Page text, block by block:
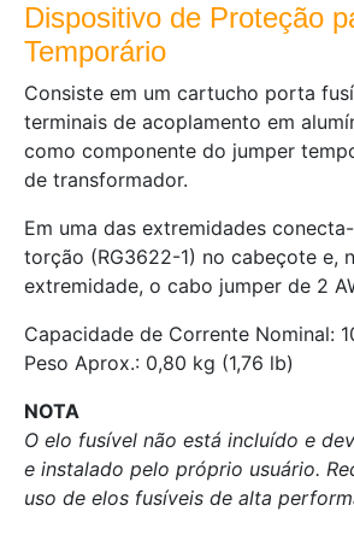
Dispositivo de Proteção
Temporário
Consiste em um cartucho porta
terminais de acoplamento em
como componente do jumper
de transformador.
Em uma das extremidades
torção (RG3622-1) no cabeçote e,
extremidade, o cabo jumper de 2
Capacidade de Corrente Nominal:
Peso Aprox.: 0,80 kg (1,76 lb)
NOTA
O elo fusível não está incluído e
e instalado pelo próprio usuário.
uso de elos fusíveis de alta